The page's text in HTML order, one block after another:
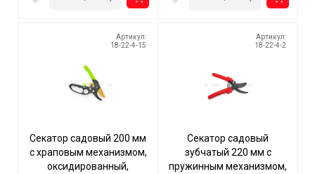
Артикул:
18-22-4-15
Секатор садовый 200 мм
с храповым механизмом,
оксидированный,
Артикул:
18-22-4-2
Секатор садовый
зубчатый 220 мм с
пружинным механизмом,